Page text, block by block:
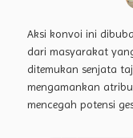
Aksi konvoi ini
dari masyarakat
ditemukan senjata
mengamankan
mencegah potensi